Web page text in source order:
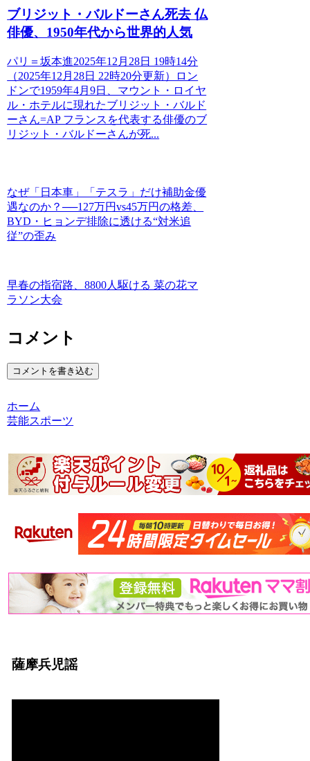
ブリジット・バルドーさん死去 仏
俳優、1950年代から世界的人気
パリ＝坂本進2025年12月28日 19時14分
（2025年12月28日 22時20分更新）ロン
ドンで1959年4月9日、マウント・ロイヤ
ル・ホテルに現れたブリジット・バルド
ーさん=AP フランスを代表する俳優のブ
リジット・バルドーさんが死...
なぜ「日本車」「テスラ」だけ補助金優
遇なのか？──127万円vs45万円の格差、
BYD・ヒョンデ排除に透ける“対米追
従”の歪み
早春の指宿路、8800人駆ける 菜の花マ
ラソン大会
コメント
コメントを書き込む
ホーム
芸能スポーツ
薩摩兵児謡